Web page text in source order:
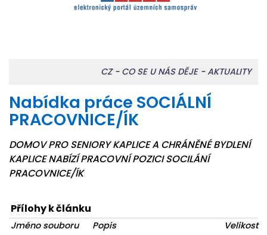
CZ- CO SE U NÁS DĚJE-AKTUALITY
Nabídka práce SOCIÁLNÍ
PRACOVNICE/ÍK
DOMOV PRO SENIORY KAPLICE A CHRÁNĚNÉ BYDLENÍ
KAPLICE NABÍZÍ PRACOVNÍ POZICI SOCILÁNÍ
PRACOVNICE/ÍK
Přílohy k článku
Jméno souboru Popis Velikost